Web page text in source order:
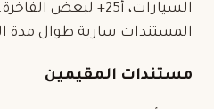
السيارات، أ25+ لبعض
المستندات سارية طوال مدة
مستندات المقيمين